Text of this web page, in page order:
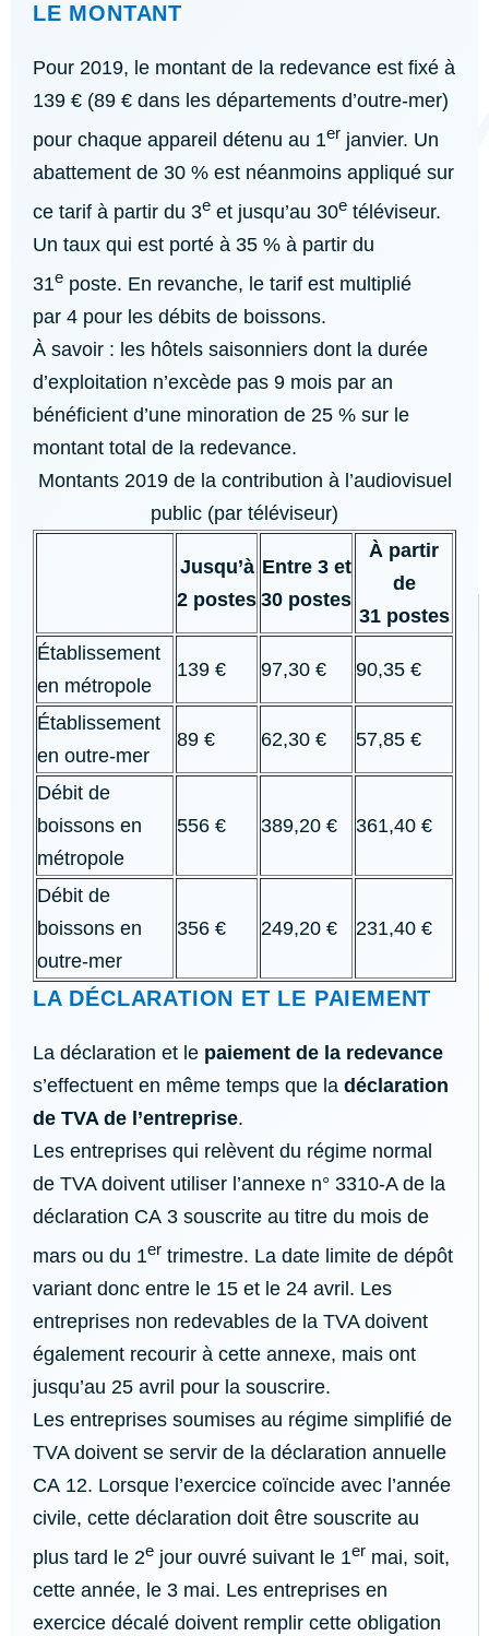
LE MONTANT
Pour 2019, le montant de la redevance est fixé à
139 € (89 € dans les départements d’outre-mer)
pour chaque appareil détenu au 1er janvier. Un
abattement de 30 % est néanmoins appliqué sur
ce tarif à partir du 3e et jusqu’au 30e téléviseur.
Un taux qui est porté à 35 % à partir du
31e poste. En revanche, le tarif est multiplié
par 4 pour les débits de boissons.
À savoir : les hôtels saisonniers dont la durée
d’exploitation n’excède pas 9 mois par an
bénéficient d’une minoration de 25 % sur le
montant total de la redevance.
Montants 2019 de la contribution à l’audiovisuel
public (par téléviseur)
Jusqu’à
2 postes
Entre 3 et
30 postes
À partir
de
31 postes
Établissement
en métropole
139 € 97,30 € 90,35 €
Établissement
en outre-mer
89 € 62,30 € 57,85 €
Débit de
boissons en
métropole
556 € 389,20 € 361,40 €
Débit de
boissons en
outre-mer
356 € 249,20 € 231,40 €
LA DÉCLARATION ET LE PAIEMENT
La déclaration et le paiement de la redevance
s’effectuent en même temps que la déclaration
de TVA de l’entreprise.
Les entreprises qui relèvent du régime normal
de TVA doivent utiliser l’annexe n° 3310-A de la
déclaration CA 3 souscrite au titre du mois de
mars ou du 1er trimestre. La date limite de dépôt
variant donc entre le 15 et le 24 avril. Les
entreprises non redevables de la TVA doivent
également recourir à cette annexe, mais ont
jusqu’au 25 avril pour la souscrire.
Les entreprises soumises au régime simplifié de
TVA doivent se servir de la déclaration annuelle
CA 12. Lorsque l’exercice coïncide avec l’année
civile, cette déclaration doit être souscrite au
plus tard le 2e jour ouvré suivant le 1er mai, soit,
cette année, le 3 mai. Les entreprises en
exercice décalé doivent remplir cette obligation